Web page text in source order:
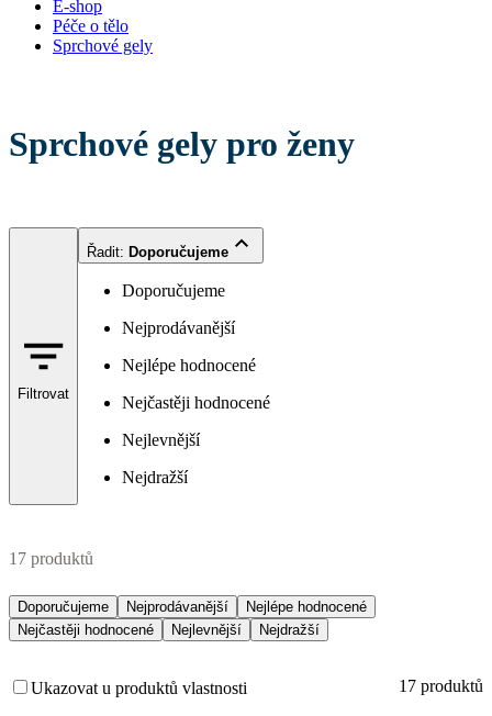
E-shop
Péče o tělo
Sprchové gely
Sprchové gely pro ženy
Filtrovat
Řadit: Doporučujeme
Doporučujeme
Nejprodávanější
Nejlépe hodnocené
Nejčastěji hodnocené
Nejlevnější
Nejdražší
17 produktů
Doporučujeme Nejprodávanější
Nejlépe hodnocené
Nejčastěji hodnocené
Nejlevnější Nejdražší
Ukazovat u produktů vlastnosti 17 produktů